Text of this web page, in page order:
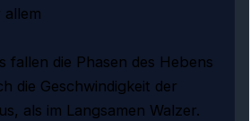
fallen die Phasen des Hebens
die Geschwindigkeit der
als im Langsamen Walzer.